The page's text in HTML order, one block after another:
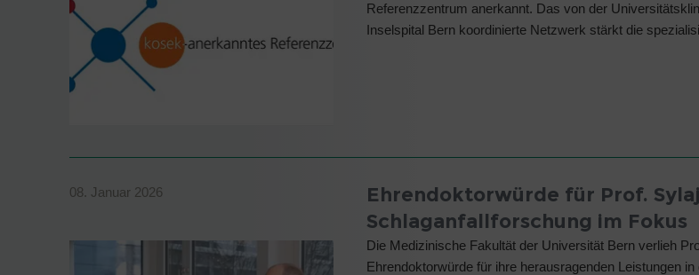
Referenzzentrum anerkannt. Das von der
Inselspital Bern koordinierte Netzwerk stärkt die
08. Januar 2026
Ehrendoktorwürde für Prof.
Schlaganfallforschung im Fokus
Die Medizinische Fakultät der Universität Bern verlieh
Ehrendoktorwürde für ihre herausragenden Leistungen in